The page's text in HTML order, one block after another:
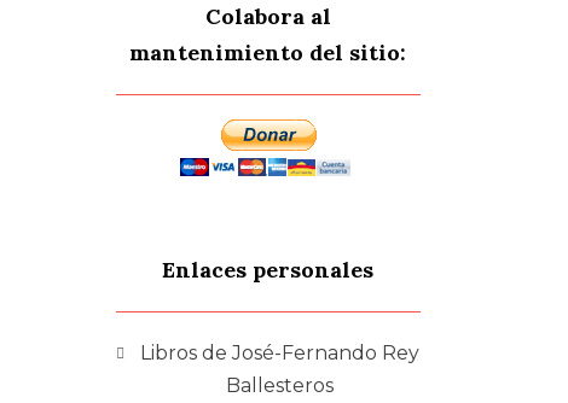
Colabora al
mantenimiento del sitio:
Enlaces personales
Libros de José-Fernando Rey
Ballesteros